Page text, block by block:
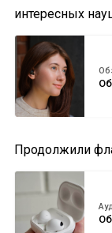
интересных
Продолжили